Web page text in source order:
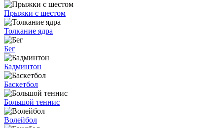
Прыжки с шестом
Толкание ядра
Бег
Бадминтон
Баскетбол
Большой теннис
Волейбол